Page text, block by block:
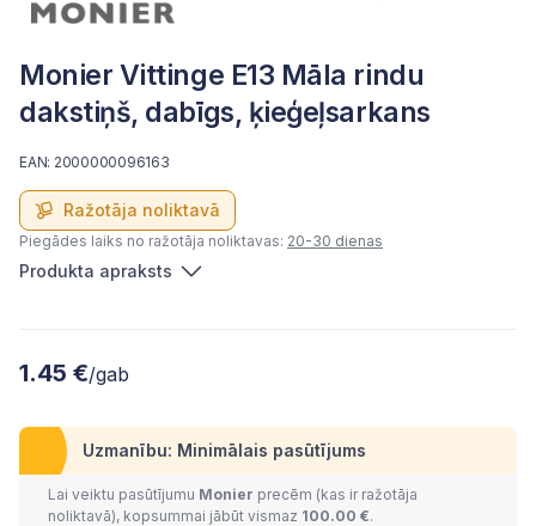
Monier Vittinge E13 Māla rindu
dakstiņš, dabīgs, ķieģeļsarkans
Ražotāja noliktavā
EAN: 2000000096163
Piegādes laiks no ražotāja noliktavas: 20-30 dienas
Produkta apraksts
1.45 €/gab
Uzmanību: Minimālais pasūtījums
Lai veiktu pasūtījumu Monier precēm (kas ir ražotāja
noliktavā), kopsummai jābūt vismaz 100.00 €.